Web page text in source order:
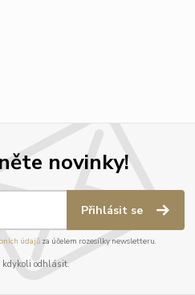
novinky!
Přihlásit se
údajůza účelem rozesílky newsletteru.
kdykoli odhlásit.